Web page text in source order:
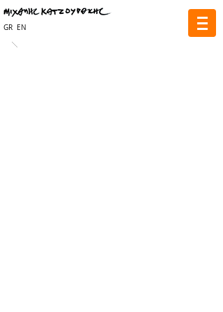
GR EN